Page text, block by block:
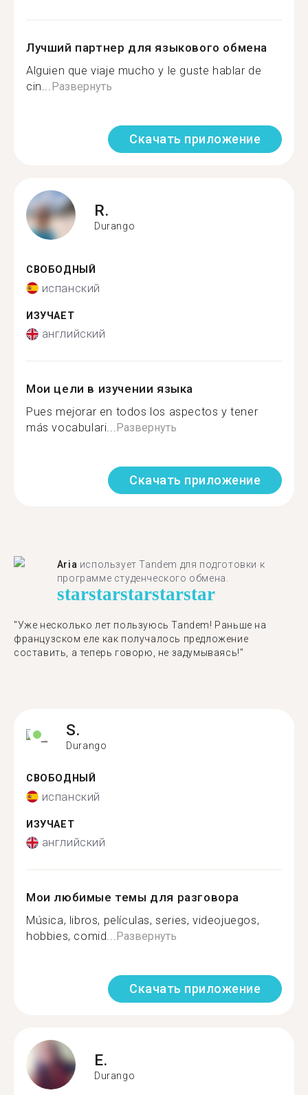
Лучший партнер для языкового обмена
Alguien que viaje mucho y le guste hablar de
cin...Развернуть
Скачать приложение
R.
Durango
СВОБОДНЫЙ
испанский
ИЗУЧАЕТ
английский
Мои цели в изучении языка
Pues mejorar en todos los aspectos y tener
más vocabulari...Развернуть
Скачать приложение
Aria использует Tandem для подготовки к
программе студенческого обмена.
starstarstarstarstar
"​​Уже несколько лет пользуюсь Tandem! Раньше на
французском еле как получалось предложение
составить, а теперь говорю, не задумываясь!"
S.
Durango
СВОБОДНЫЙ
испанский
ИЗУЧАЕТ
английский
Мои любимые темы для разговора
Música, libros, películas, series, videojuegos,
hobbies, comid...Развернуть
Скачать приложение
E.
Durango